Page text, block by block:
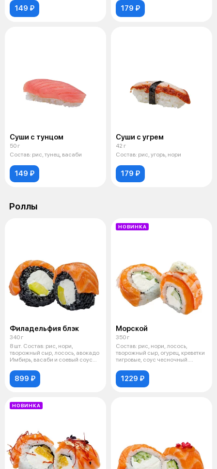
149 ₽ 179 ₽
Суши с тунцом
50 г
Состав: рис, тунец, васаби
149 ₽
Суши с угрем
42 г
Состав: рис, угорь, нори
179 ₽
Роллы
Филадельфия блэк
340 г
8 шт. Состав: рис, нори,
творожный сыр, лосось, авокадо
Имбирь, васаби и соевый соус
899 ₽
НОВИНКА
Морской
350 г
Состав: рис, нори, лосось,
творожный сыр, огурец, креветки
тигровые, соус чесночный.
1229 ₽
НОВИНКА